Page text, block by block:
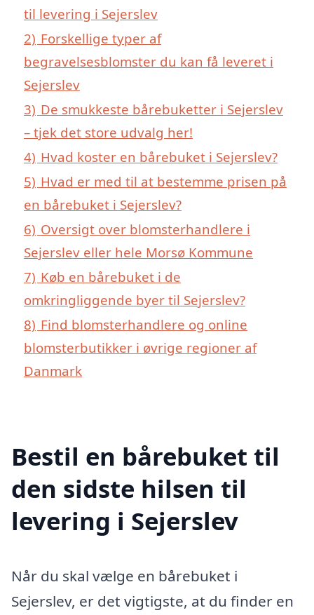
til levering i Sejerslev
2) Forskellige typer af
begravelsesblomster du kan få leveret i
Sejerslev
3) De smukkeste bårebuketter i Sejerslev
– tjek det store udvalg her!
4) Hvad koster en bårebuket i Sejerslev?
5) Hvad er med til at bestemme prisen på
en bårebuket i Sejerslev?
6) Oversigt over blomsterhandlere i
Sejerslev eller hele Morsø Kommune
7) Køb en bårebuket i de
omkringliggende byer til Sejerslev?
8) Find blomsterhandlere og online
blomsterbutikker i øvrige regioner af
Danmark
Bestil en bårebuket til
den sidste hilsen til
levering i Sejerslev
Når du skal vælge en bårebuket i
Sejerslev, er det vigtigste, at du finder en